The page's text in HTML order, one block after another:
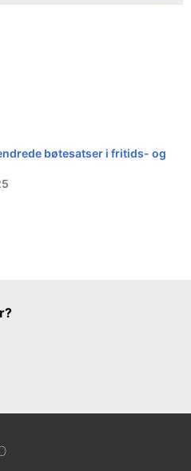
bøtesatser i fritids- og